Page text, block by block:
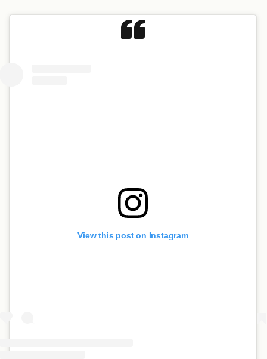
View this post on Instagram